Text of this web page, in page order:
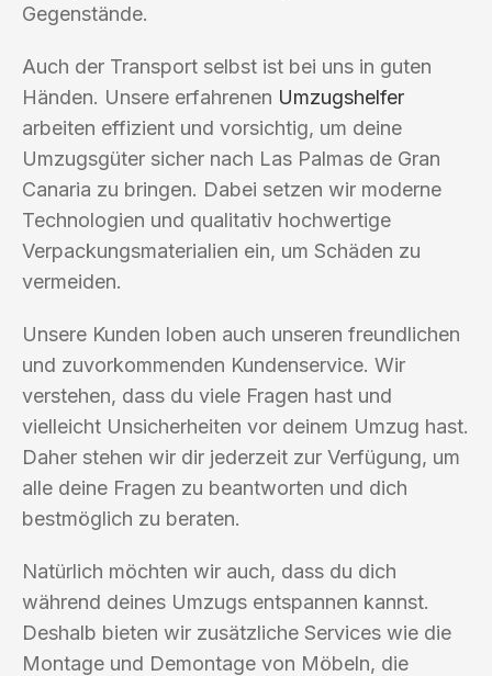
Gegenstände.
Auch der Transport selbst ist bei uns in guten
Händen. Unsere erfahrenen Umzugshelfer
arbeiten effizient und vorsichtig, um deine
Umzugsgüter sicher nach Las Palmas de Gran
Canaria zu bringen. Dabei setzen wir moderne
Technologien und qualitativ hochwertige
Verpackungsmaterialien ein, um Schäden zu
vermeiden.
Unsere Kunden loben auch unseren freundlichen
und zuvorkommenden Kundenservice. Wir
verstehen, dass du viele Fragen hast und
vielleicht Unsicherheiten vor deinem Umzug hast.
Daher stehen wir dir jederzeit zur Verfügung, um
alle deine Fragen zu beantworten und dich
bestmöglich zu beraten.
Natürlich möchten wir auch, dass du dich
während deines Umzugs entspannen kannst.
Deshalb bieten wir zusätzliche Services wie die
Montage und Demontage von Möbeln, die